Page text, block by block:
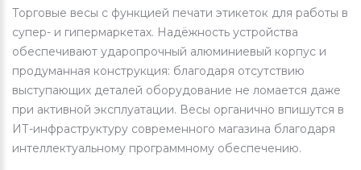
Торговые весы с функцией печати этикеток для работы в
супер- и гипермаркетах. Надёжность устройства
обеспечивают ударопрочный алюминиевый корпус и
продуманная конструкция: благодаря отсутствию
выступающих деталей оборудование не ломается даже
при активной эксплуатации. Весы органично впишутся в
ИТ-инфраструктуру современного магазина благодаря
интеллектуальному программному обеспечению.